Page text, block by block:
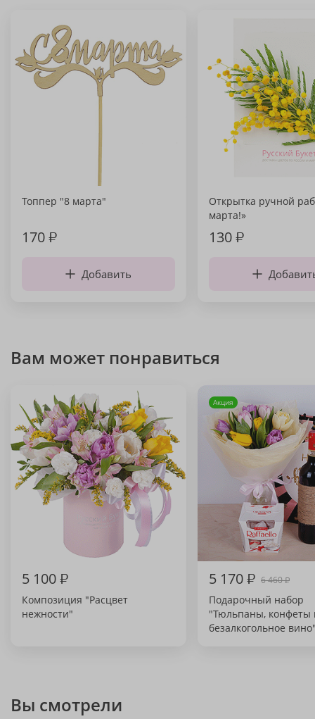
Топпер "8 марта"
170₽
Добавить
Открытка ручной
марта!»
130₽
Вам может понравиться
5 100₽
Композиция "Расцвет
нежности"
Акция
5 170₽ 6 460₽
Подарочный набор
"Тюльпаны, конфеты
безалкогольное
Вы смотрели